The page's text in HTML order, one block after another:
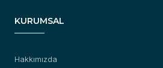
KURUMSAL
Hakkımızda